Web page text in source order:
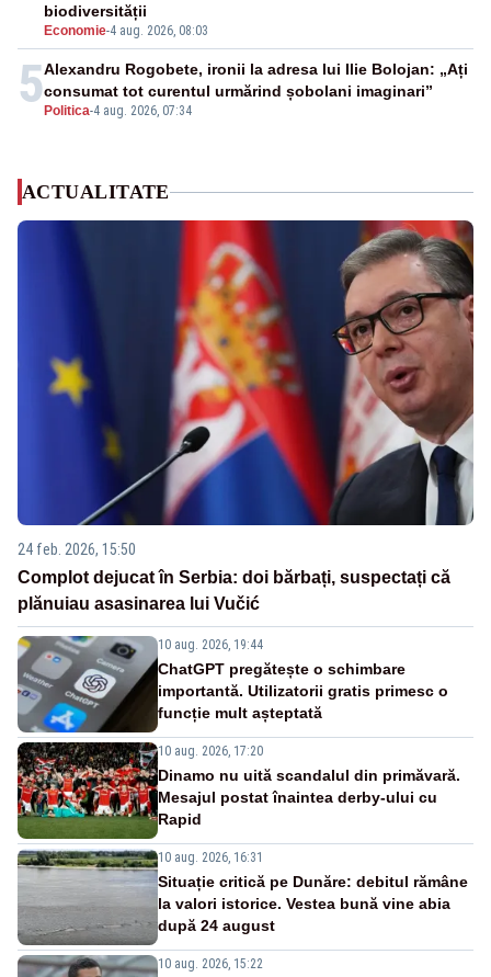
Economie-4 aug. 2026, 08:03
biodiversității
5 Politica-4 aug. 2026, 07:34
Alexandru Rogobete, ironii la adresa lui Ilie Bolojan: „Ați
consumat tot curentul urmărind șobolani imaginari”
ACTUALITATE
24 feb. 2026, 15:50
Complot dejucat în Serbia: doi bărbați, suspectați că
plănuiau asasinarea lui Vučić
10 aug. 2026, 19:44
ChatGPT pregătește o schimbare
importantă. Utilizatorii gratis primesc o
funcție mult așteptată
10 aug. 2026, 17:20
Dinamo nu uită scandalul din primăvară.
Mesajul postat înaintea derby-ului cu
Rapid
10 aug. 2026, 16:31
Situație critică pe Dunăre: debitul rămâne
la valori istorice. Vestea bună vine abia
după 24 august
10 aug. 2026, 15:22